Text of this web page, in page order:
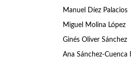
Manuel Díez Palacios
Miguel Molina López
Ginés Oliver Sánchez
Ana Sánchez-Cuenca